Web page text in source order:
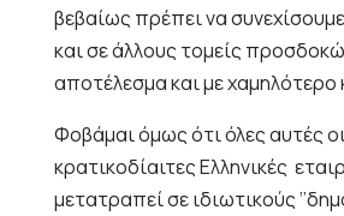
βεβαίως πρέπει να
και σε άλλους τομείς
αποτέλεσμα και με χαμηλότερο
Φοβάμαι όμως ότι όλες αυτές
κρατικοδίαιτες Ελληνικές
μετατραπεί σε ιδιωτικούς